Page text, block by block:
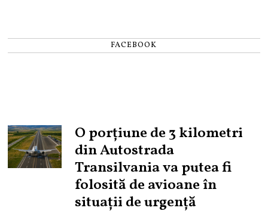
FACEBOOK
O porțiune de 3 kilometri
din Autostrada
Transilvania va putea fi
folosită de avioane în
situații de urgență